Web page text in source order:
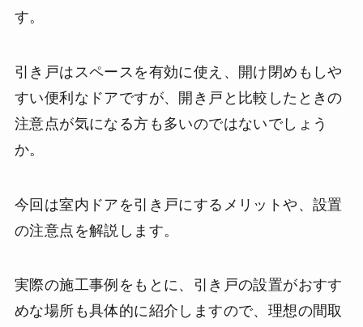
す。
引き戸はスペースを有効に使え、開け閉めもしや
すい便利なドアですが、開き戸と比較したときの
注意点が気になる方も多いのではないでしょう
か。
今回は室内ドアを引き戸にするメリットや、設置
の注意点を解説します。
実際の施工事例をもとに、引き戸の設置がおすす
めな場所も具体的に紹介しますので、理想の間取